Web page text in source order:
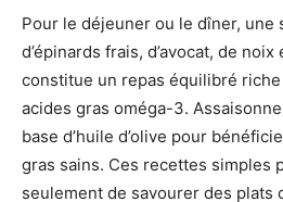
Pour le déjeuner ou le dîner, une
d’épinards frais, d’avocat, de
constitue un repas équilibré
acides gras oméga-3.
base d’huile d’olive pour
gras sains. Ces recettes simples
seulement de savourer des plats